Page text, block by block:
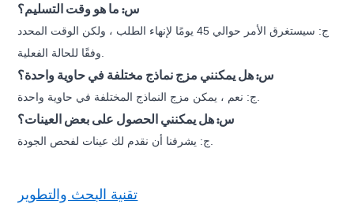
س: ما هو وقت التسليم؟
ج: سيستغرق الأمر حوالي 45 يومًا لإنهاء الطلب ، ولكن الوقت المحدد
وفقًا للحالة الفعلية.
س: هل يمكنني مزج نماذج مختلفة في حاوية واحدة؟
ج: نعم ، يمكن مزج النماذج المختلفة في حاوية واحدة.
س: هل يمكنني الحصول على بعض العينات؟
ج: يشرفنا أن نقدم لك عينات لفحص الجودة.
تقنية البحث والتطوير